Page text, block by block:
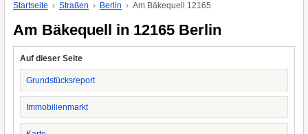
Startseite Straßen Berlin Am Bäkequell 12165
Am Bäkequell in 12165 Berlin
Auf dieser Seite
Grundstücksreport
Immobilienmarkt